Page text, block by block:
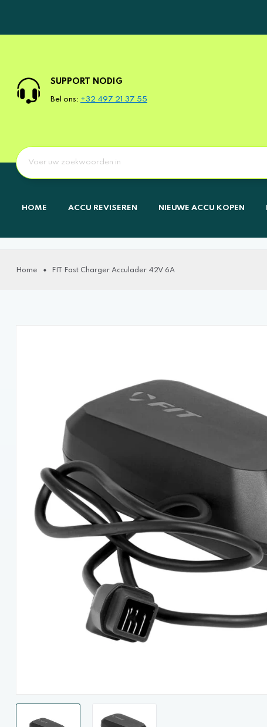
SUPPORT NODIG
Bel ons: +32 497 21 37 55
HOME ACCU REVISEREN NIEUWE ACCU KOPEN
Home FIT Fast Charger Acculader 42V 6A